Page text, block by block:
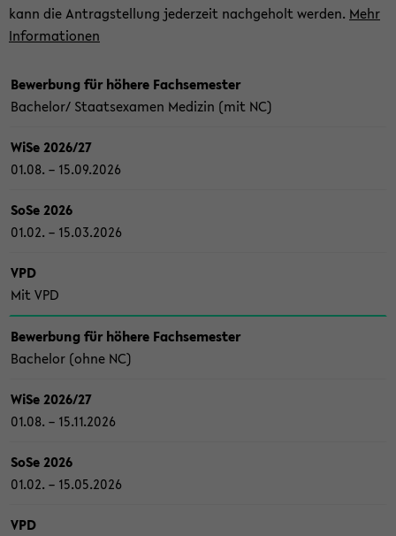
kann die An­trag­stel­lung je­der­zeit nach­ge­holt wer­den. Mehr
In­for­ma­tio­nen
Be­wer­bung für hö­he­re Fach­se­mes­ter
Ba­che­lor/ Staats­examen Me­di­zin (mit NC)
WiSe 2026/27
01.08. – 15.09.2026
SoSe 2026
01.02. – 15.03.2026
VPD
Mit VPD
Be­wer­bung für hö­he­re Fach­se­mes­ter
Ba­che­lor (ohne NC)
WiSe 2026/27
01.08. – 15.11.2026
SoSe 2026
01.02. – 15.05.2026
VPD